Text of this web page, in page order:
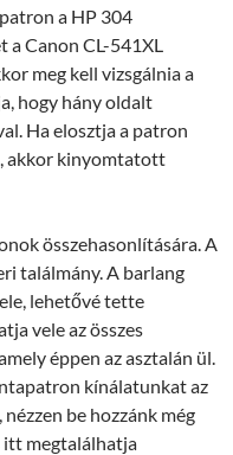
a HP 304
a Canon CL-541XL
meg kell vizsgálnia a
hogy hány oldalt
Ha elosztja a patron
akkor kinyomtatott
összehasonlítására. A
találmány. A barlang
lehetővé tette
vele az összes
éppen az asztalán ül.
kínálatunkat az
be hozzánk még
itt megtalálhatja